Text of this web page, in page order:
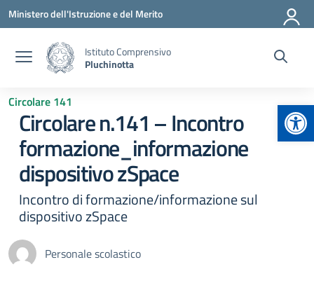
Vai ai contenuti
Vai al menu di navigazione
Vai al footer
Ministero dell'Istruzione e del Merito
Istituto Comprensivo
Pluchinotta
Circolare 141
Circolare n.141 – Incontro
formazione_informazione
dispositivo zSpace
Incontro di formazione/informazione sul
dispositivo zSpace
Personale scolastico